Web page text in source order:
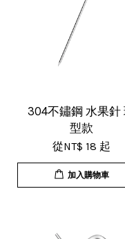
超用心
謝賣家
薦給大
304不鏽鋼 水果針
型款
從NT$ 18 起
加入購物車